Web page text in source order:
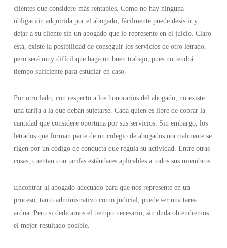
clientes que considere más rentables. Como no hay ninguna
obligación adquirida por el abogado, fácilmente puede desistir y
dejar a su cliente sin un abogado que lo represente en el juicio. Claro
está, existe la posibilidad de conseguir los servicios de otro letrado,
pero será muy difícil que haga un buen trabajo, pues no tendrá
tiempo suficiente para estudiar en caso.
Por otro lado, con respecto a los honorarios del abogado, no existe
una tarifa a la que deban sujetarse. Cada quien es libre de cobrar la
cantidad que considere oportuna por sus servicios. Sin embargo, los
letrados que forman parte de un colegio de abogados normalmente se
rigen por un código de conducta que regula su actividad. Entre otras
cosas, cuentan con tarifas estándares aplicables a todos sus miembros.
Encontrar al abogado adecuado para que nos represente en un
proceso, tanto administrativo como judicial, puede ser una tarea
ardua. Pero si dedicamos el tiempo necesario, sin duda obtendremos
el mejor resultado posible.